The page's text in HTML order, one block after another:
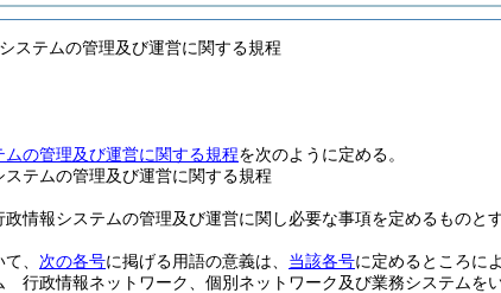
ステムの管理及び運営に関する規程
の管理及び運営に関する規程を次のように定める。
テムの管理及び運営に関する規程
政情報システムの管理及び運営に関し必要な事項を定めるものとす
、 次の各号に掲げる用語の意義は、 当該各号に定めるところによ
行政情報ネットワーク、個別ネットワーク及び業務システムをい